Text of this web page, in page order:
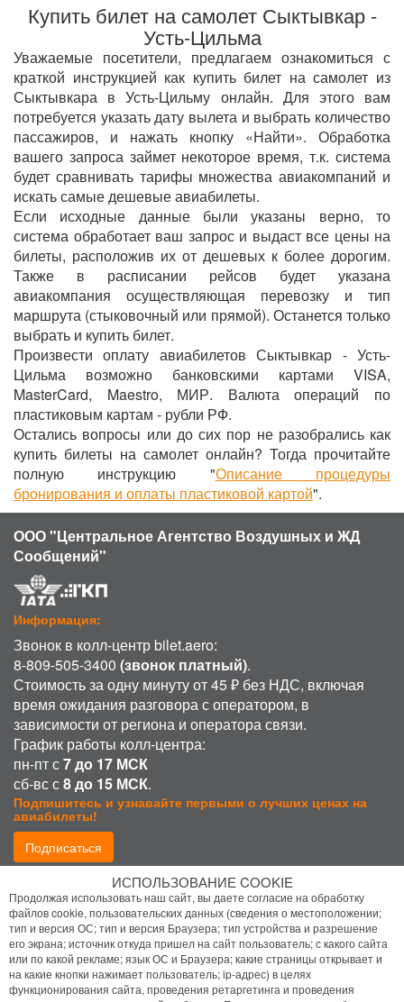
Купить билет на самолет Сыктывкар -
Усть-Цильма
Уважаемые посетители, предлагаем ознакомиться с
краткой инструкцией как купить билет на самолет из
Сыктывкара в Усть-Цильму онлайн. Для этого вам
потребуется указать дату вылета и выбрать количество
пассажиров, и нажать кнопку «Найти». Обработка
вашего запроса займет некоторое время, т.к. система
будет сравнивать тарифы множества авиакомпаний и
искать самые дешевые авиабилеты.
Если исходные данные были указаны верно, то
система обработает ваш запрос и выдаст все цены на
билеты, расположив их от дешевых к более дорогим.
Также в расписании рейсов будет указана
авиакомпания осуществляющая перевозку и тип
маршрута (стыковочный или прямой). Останется только
выбрать и купить билет.
Произвести оплату авиабилетов Сыктывкар - Усть-
Цильма возможно банковскими картами VISA,
MasterCard, Maestro, МИР. Валюта операций по
пластиковым картам - рубли РФ.
Остались вопросы или до сих пор не разобрались как
купить билеты на самолет онлайн? Тогда прочитайте
полную инструкцию "Описание процедуры
бронирования и оплаты пластиковой картой".
ООО "Центральное Агентство Воздушных и ЖД
Сообщений"
Информация:
Звонок в колл-центр bilet.aero:
8-809-505-3400 (звонок платный).
Стоимость за одну минуту от 45 ₽ без НДС, включая
время ожидания разговора с оператором, в
зависимости от региона и оператора связи.
График работы колл-центра:
пн-пт с7 до 17 МСК
сб-вс с8 до 15 МСК.
Подпишитесь и узнавайте первыми о лучших ценах на
авиабилеты!
Подписаться
Присоединиться:
ИСПОЛЬЗОВАНИЕ COOKIE
Продолжая использовать наш сайт, вы даете согласие на обработку
файлов cookie, пользовательских данных (сведения о местоположении;
тип и версия ОС; тип и версия Браузера; тип устройства и разрешение
его экрана; источник откуда пришел на сайт пользователь; с какого сайта
или по какой рекламе; язык ОС и Браузера; какие страницы открывает и
на какие кнопки нажимает пользователь; ip-адрес) в целях
функционирования сайта, проведения ретаргетинга и проведения